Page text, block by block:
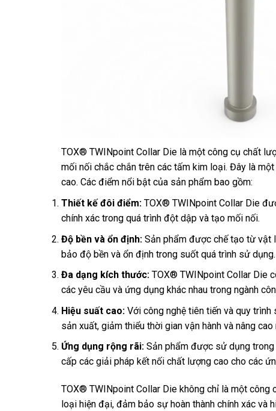
TOX® TWINpoint Collar Die là một công cụ chất
mối nối chắc chắn trên các tấm kim loại. Đây là
cao. Các điểm nổi bật của sản phẩm bao gồm:
Thiết kế đôi điểm: TOX® TWINpoint Collar Die
chính xác trong quá trình đột dập và tạo mối nối.
Độ bền và ổn định: Sản phẩm được chế tạo từ vật
bảo độ bền và ổn định trong suốt quá trình sử dụng.
Đa dạng kích thước: TOX® TWINpoint Collar Die
các yêu cầu và ứng dụng khác nhau trong ngành
Hiệu suất cao: Với công nghệ tiên tiến và quy
sản xuất, giảm thiểu thời gian vận hành và nâng cao
Ứng dụng rộng rãi: Sản phẩm được sử dụng trong
cấp các giải pháp kết nối chất lượng cao cho các
TOX® TWINpoint Collar Die không chỉ là một công
loại hiện đại, đảm bảo sự hoàn thành chính xác và